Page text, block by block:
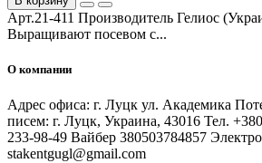
Арт.21-411 Производитель Гелиос
Выращивают посевом с...
О компании
Адрес офиса: г. Луцк ул. Академика
писем: г. Луцк, Украина, 43016 Тел.
233-98-49 Вайбер 380503784857
stakentgugl@gmail.com